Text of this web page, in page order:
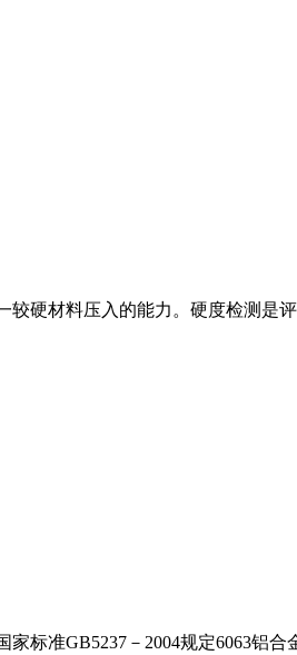
硬材料压入的能力。硬度检测是
标准GB5237－2004规定6063铝合